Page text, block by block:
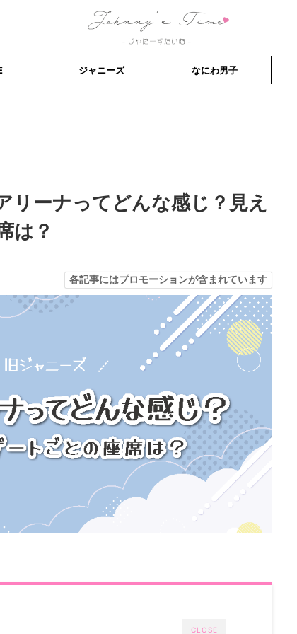
ジャニーズ なにわ男子
リーナってどんな感じ？見え
は？
各記事にはプロモーションが含まれています
CLOSE